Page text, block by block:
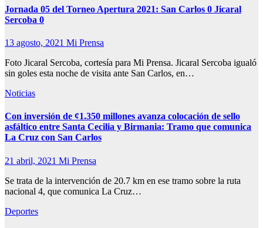
Jornada 05 del Torneo Apertura 2021: San Carlos 0 Jicaral
Sercoba 0
13 agosto, 2021 Mi Prensa
Foto Jicaral Sercoba, cortesía para Mi Prensa. Jicaral Sercoba igualó
sin goles esta noche de visita ante San Carlos, en…
Noticias
Con inversión de ¢1.350 millones avanza colocación de sello
asfáltico entre Santa Cecilia y Birmania: Tramo que comunica
La Cruz con San Carlos
21 abril, 2021 Mi Prensa
Se trata de la intervención de 20.7 km en ese tramo sobre la ruta
nacional 4, que comunica La Cruz…
Deportes